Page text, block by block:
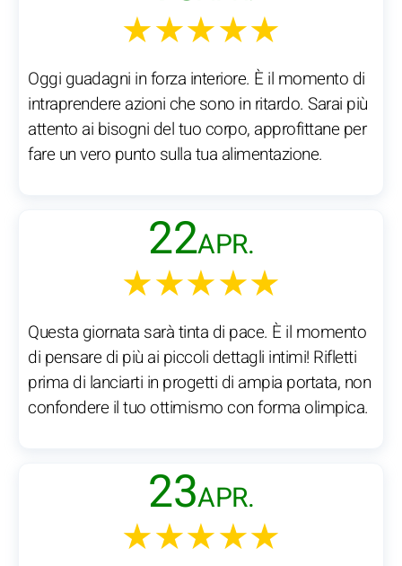
★★★★★
Oggi guadagni in forza interiore. È il momento di
intraprendere azioni che sono in ritardo. Sarai più
attento ai bisogni del tuo corpo, approfittane per
fare un vero punto sulla tua alimentazione.
22APR.
★★★★★
Questa giornata sarà tinta di pace. È il momento
di pensare di più ai piccoli dettagli intimi! Rifletti
prima di lanciarti in progetti di ampia portata, non
confondere il tuo ottimismo con forma olimpica.
23APR.
★★★★★